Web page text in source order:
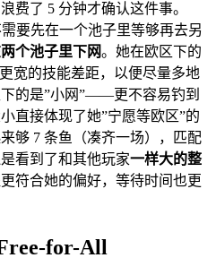
费了 5 分钟才确认这件事。
需要先在一个池子里等够再去另
个池子里下网。她在欧区下的
宽的技能差距，以便尽量多地
的是”小网”——更不容易钓到
直接体现了她”宁愿等欧区”的
够 7 条鱼（凑齐一场），匹配
看到了和其他玩家一样大的整
符合她的偏好，等待时间也更
for-All